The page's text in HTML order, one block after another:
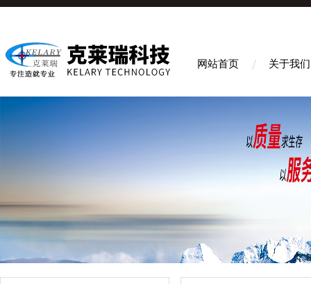
网站首页 关于我们